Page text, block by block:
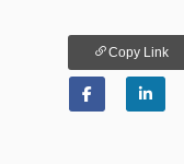
Copy Link